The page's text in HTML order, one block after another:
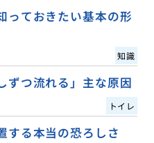
っておきたい基本の形
知識
ずつ流れる」主な原因
トイレ
する本当の恐ろしさ